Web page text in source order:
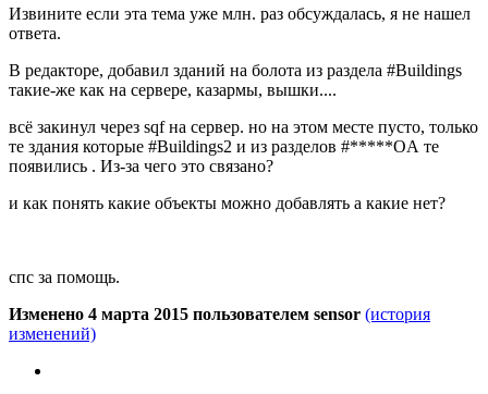
Извините если эта тема уже млн. раз обсуждалась, я не нашел
ответа.
В редакторе, добавил зданий на болота из раздела #Buildings
такие-же как на сервере, казармы, вышки....
всё закинул через sqf на сервер. но на этом месте пусто, только
те здания которые #Buildings2 и из разделов #*****OA те
появились . Из-за чего это связано?
и как понять какие объекты можно добавлять а какие нет?
спс за помощь.
Изменено 4 марта 2015 пользователем sensor (история
изменений)